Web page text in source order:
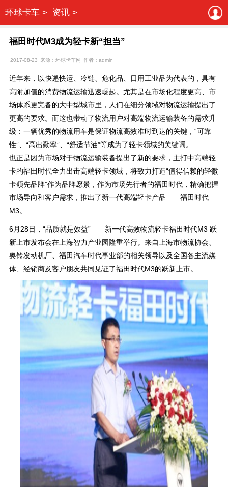
环球卡车 > 资讯 >
福田时代M3成为轻卡新“担当”
2017-08-23 来源：环球卡车网 作者：admin
近年来，以快递快运、冷链、危化品、日用工业品为代表的，具有
高附加值的消费物流运输迅速崛起。尤其是在市场化程度更高、市
场体系更完备的大中型城市里，人们在细分领域对物流运输提出了
更高的要求。而这也带动了物流用户对高端物流运输装备的需求升
级：一辆优秀的物流用车是保证物流高效准时到达的关键，“可靠
性”、“高出勤率”、“舒适节油”等成为了轻卡领域的关键词。
也正是因为市场对于物流运输装备提出了新的要求，主打中高端轻
卡的福田时代全力出击高端轻卡领域，将致力打造“值得信赖的轻微
卡领先品牌”作为品牌愿景，作为市场先行者的福田时代，精确把握
市场导向和客户需求，推出了新一代高端轻卡产品——福田时代
M3。
6月28日，“品质就是效益”——新一代高效物流轻卡福田时代M3 跃
新上市发布会在上海智力产业园隆重举行。来自上海市物流协会、
奥铃发动机厂、福田汽车时代事业部的相关领导以及全国各主流媒
体、经销商及客户朋友共同见证了福田时代M3的跃新上市。